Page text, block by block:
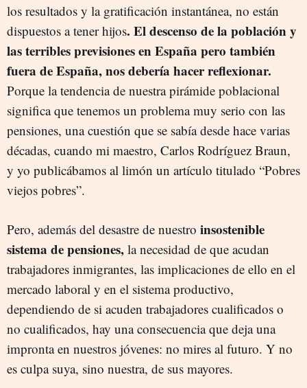
los resultados y la gratificación instantánea, no están
dispuestos a tener hijos. El descenso de la población y
las terribles previsiones en España pero también
fuera de España, nos debería hacer reflexionar.
Porque la tendencia de nuestra pirámide poblacional
significa que tenemos un problema muy serio con las
pensiones, una cuestión que se sabía desde hace varias
décadas, cuando mi maestro, Carlos Rodríguez Braun,
y yo publicábamos al limón un artículo titulado “Pobres
viejos pobres”.
Pero, además del desastre de nuestro insostenible
sistema de pensiones, la necesidad de que acudan
trabajadores inmigrantes, las implicaciones de ello en el
mercado laboral y en el sistema productivo,
dependiendo de si acuden trabajadores cualificados o
no cualificados, hay una consecuencia que deja una
impronta en nuestros jóvenes: no mires al futuro. Y no
es culpa suya, sino nuestra, de sus mayores.